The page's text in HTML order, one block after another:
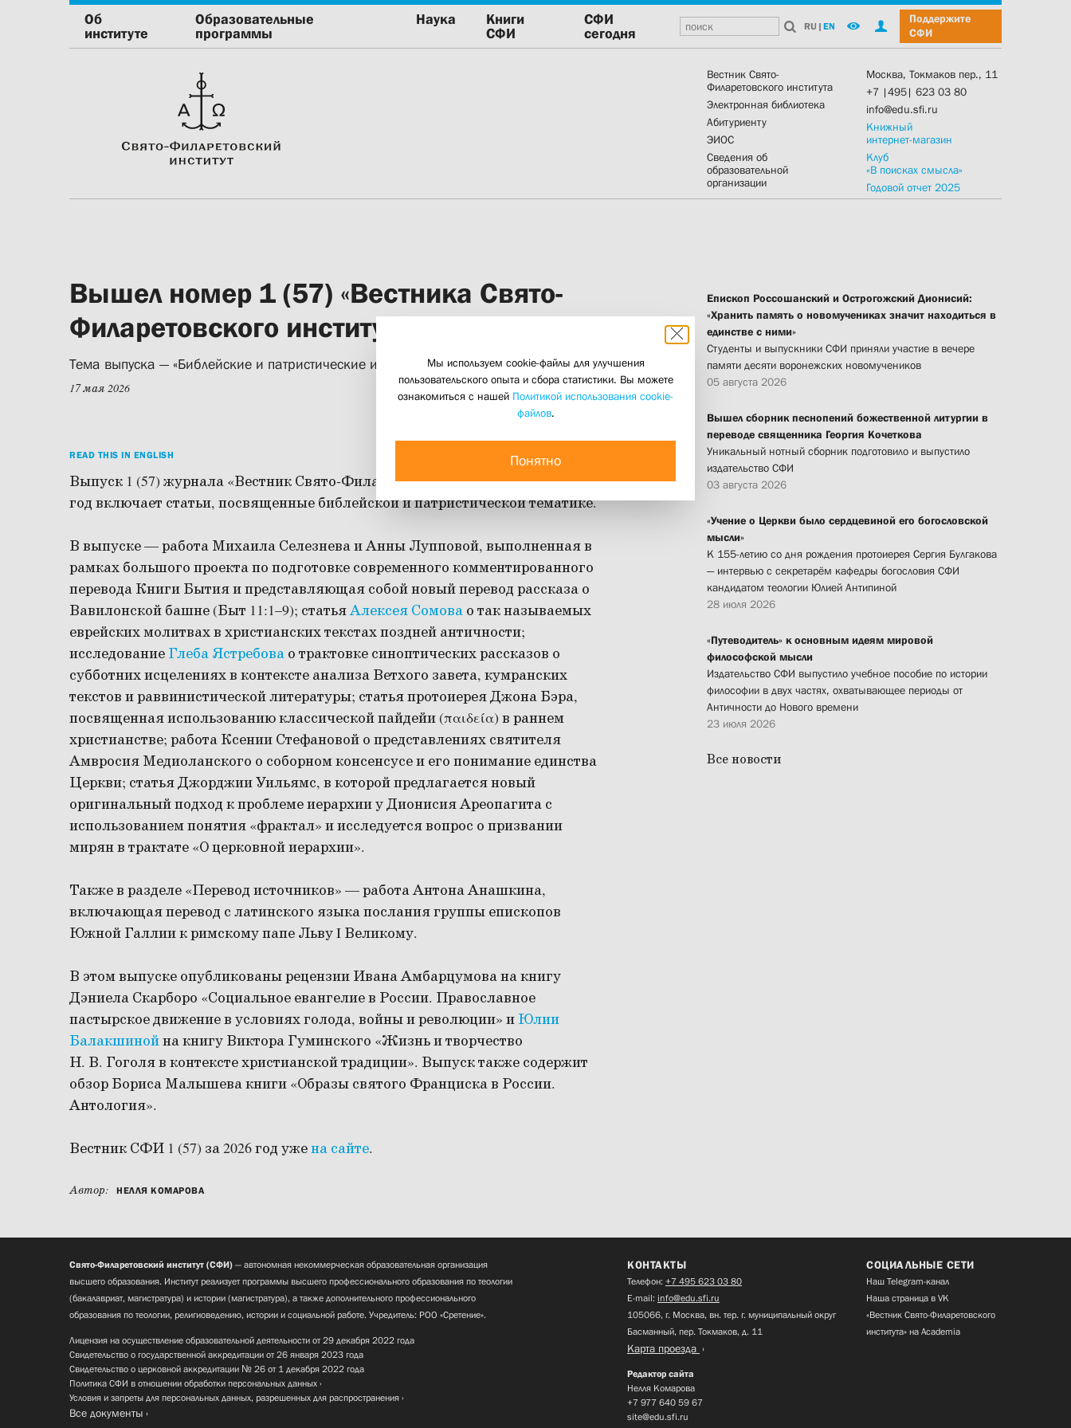
Об
институте
Образовательные
программы
Наука
Книги
СФИ
СФИ
сегодня
RU | EN
Поддержите
СФИ
Вестник Свято-
Филаретовского института
Электронная библиотека
Абитуриенту
ЭИОС
Сведения об
образовательной
организации
Москва, Токмаков пер., 11
+7 |495| 623 03 80
info@edu.sfi.ru
Книжный
интернет-магазин
Клуб
«В поисках смысла»
Годовой отчет 2025
Вышел номер 1 (57) «Вестника Свято-
Филаретовского института»
Тема выпуска — «Библейские и патристические исследования»
17 мая 2026
READ THIS IN ENGLISH
Выпуск 1 (57) журнала «Вестник Свято-Филаретовского института» за 2026
год включает статьи, посвященные библейской и патристической тематике.
В выпуске — работа Михаила Селезнева и Анны Лупповой, выполненная в
рамках большого проекта по подготовке современного комментированного
перевода Книги Бытия и представляющая собой новый перевод рассказа о
Вавилонской башне (Быт 11:1–9); статьяАлексея Сомова о так называемых
еврейских молитвах в христианских текстах поздней античности;
исследование Глеба Ястребова о трактовке синоптических рассказов о
субботних исцелениях в контексте анализа Ветхого завета, кумранских
текстов и раввинистической литературы; статья протоиерея Джона Бэра,
посвященная использованию классической пайдейи (παιδεία) в раннем
христианстве; работа Ксении Стефановой о представлениях святителя
Амвросия Медиоланского о соборном консенсусе и его понимание единства
Церкви; статья Джорджии Уильямс, в которой предлагается новый
оригинальный подход к проблеме иерархии у Дионисия Ареопагита с
использованием понятия «фрактал» и исследуется вопрос о призвании
мирян в трактате «О церковной иерархии».
Также в разделе «Перевод источников» — работа Антона Анашкина,
включающая перевод с латинского языка послания группы епископов
Южной Галлии к римскому папе Льву I Великому.
В этом выпуске опубликованы рецензии Ивана Амбарцумова на книгу
Дэниела Скарборо «Социальное евангелие в России. Православное
пастырское движение в условиях голода, войны и революции» и Юлии
Балакшинойна книгу Виктора Гуминского «Жизнь и творчество
Н. В. Гоголя в контексте христианской традиции». Выпуск также содержит
обзор Бориса Малышева книги «Образы святого Франциска в России.
Антология».
Вестник СФИ 1 (57) за 2026 год ужена сайте.
Автор: НЕЛЛЯ КОМАРОВА
Епископ Россошанский и Острогожский Дионисий:
«Хранить память о новомучениках значит находиться в
единстве с ними»
Студенты и выпускники СФИ приняли участие в вечере
памяти десяти воронежских новомучеников
05 августа 2026
Вышел сборник песнопений божественной литургии в
переводе священника Георгия Кочеткова
Уникальный нотный сборник подготовило и выпустило
издательство СФИ
03 августа 2026
«Учение о Церкви было сердцевиной его богословской
мысли»
К 155-летию со дня рождения протоиерея Сергия Булгакова
— интервью с секретарём кафедры богословия СФИ
кандидатом теологии Юлией Антипиной
28 июля 2026
«Путеводитель» к основным идеям мировой
философской мысли
Издательство СФИ выпустило учебное пособие по истории
философии в двух частях, охватывающее периоды от
Античности до Нового времени
23 июля 2026
Все новости
Мы используем cookie-файлы для улучшения
пользовательского опыта и сбора статистики. Вы можете
ознакомиться с нашей Политикой использования cookie-
файлов.
Понятно
Свято-Филаретовский институт (СФИ) — автономная некоммерческая образовательная организация
высшего образования. Институт реализует программы высшего профессионального образования по теологии
(бакалавриат, магистратура) и истории (магистратура), а также дополнительного профессионального
образования по теологии, религиоведению, истории и социальной работе. Учредитель: РОО «Сретение».
Лицензия на осуществление образовательной деятельности от 29 декабря 2022 года
Свидетельство о государственной аккредитации от 26 января 2023 года
Свидетельство о церковной аккредитации № 26 от 1 декабря 2022 года
Политика СФИ в отношении обработки персональных данных
Условия и запреты для персональных данных, разрешенных для распространения
Все документы
КОНТАКТЫ
Телефон: +7 495 623 03 80
E-mail: info@edu.sfi.ru
105066, г. Москва, вн. тер. г. муниципальный округ
Басманный, пер. Токмаков, д. 11
Карта проезда
Редактор сайта
Нелля Комарова
+7 977 640 59 67
site@edu.sfi.ru
СОЦИАЛЬНЫЕ СЕТИ
Наш Telegram-канал
Наша страница в VK
«Вестник Свято-Филаретовского
института» на Academia